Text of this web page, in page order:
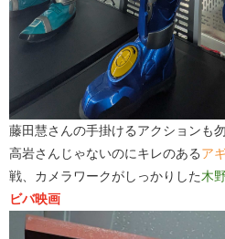
藤田慧さんの手掛けるアクションも
高岩さんじゃないのにキレのあるア
戦、カメラワークがしっかりした木
ビバ映画